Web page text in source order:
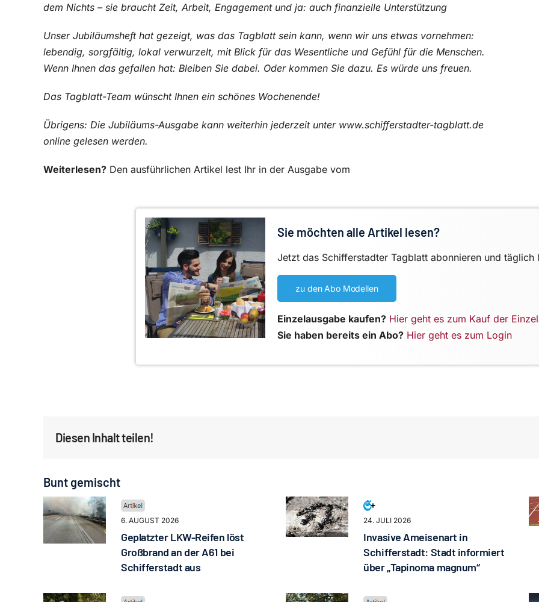
dem Nichts – sie braucht Zeit, Arbeit, Engagement und ja: auch finanzielle Unterstützung
Unser Jubiläumsheft hat gezeigt, was das Tagblatt sein kann, wenn wir uns etwas vornehmen:
lebendig, sorgfältig, lokal verwurzelt, mit Blick für das Wesentliche und Gefühl für die Menschen.
Wenn Ihnen das gefallen hat: Bleiben Sie dabei. Oder kommen Sie dazu. Es würde uns freuen.
Das Tagblatt-Team wünscht Ihnen ein schönes Wochenende!
Übrigens: Die Jubiläums-Ausgabe kann weiterhin jederzeit unter www.schifferstadter-tagblatt.de
online gelesen werden.
Weiterlesen? Den ausführlichen Artikel lest Ihr in der Ausgabe vom
Sie möchten alle Artikel lesen?
Jetzt das Schifferstadter Tagblatt abonnieren und täglich
zu den Abo Modellen
Einzelausgabe kaufen? Hier geht es zum Kauf der
Sie haben bereits ein Abo? Hier geht es zum Login
Diesen Inhalt teilen!
Bunt gemischt
6. AUGUST 2026
Geplatzter LKW-Reifen löst
Großbrand an der A61 bei
Schifferstadt aus
24. JULI 2026
Invasive Ameisenart in
Schifferstadt: Stadt informiert
über „Tapinoma magnum“